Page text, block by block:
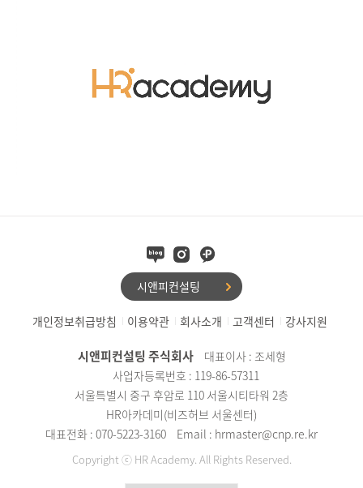
시앤피컨설팅
개인정보취급방침 이용약관 회사소개 고객센터 강사지원
시앤피컨설팅 주식회사
대표이사 : 조세형
사업자등록번호 : 119-86-57311
서울특별시 중구 후암로 110 서울시티타워 2층
HR아카데미(비즈허브 서울센터)
대표전화 : 070-5223-3160
Email : hrmaster@cnp.re.kr
Copyright ⓒ HR Academy. All Rights Reserved.